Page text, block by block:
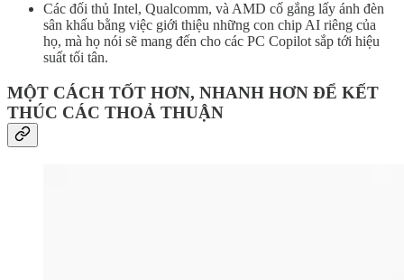
Các đối thủ Intel, Qualcomm, và AMD cố gắng lấy ánh đèn
sân khấu bằng việc giới thiệu những con chip AI riêng của
họ, mà họ nói sẽ mang đến cho các PC Copilot sắp tới hiệu
suất tối tân.
MỘT CÁCH TỐT HƠN, NHANH HƠN ĐỂ KẾT
THÚC CÁC THOẢ THUẬN